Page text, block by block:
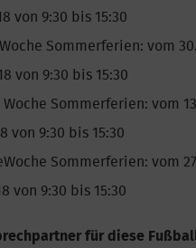
von 9:30 bis 15:30
Sommerferien: vom
von 9:30 bis 15:30
Sommerferien: vom
von 9:30 bis 15:30
Sommerferien: vom
von 9:30 bis 15:30
für diese